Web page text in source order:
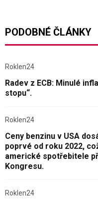
PODOBNÉ ČLÁNKY
Roklen24
Radev z ECB: Minulé
stopu“.
Roklen24
Ceny benzinu v USA
poprvé od roku 2022,
americké spotřebitele
Kongresu.
Roklen24